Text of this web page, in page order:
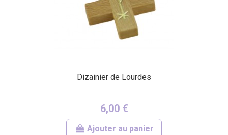
Dizainier de Lourdes
6,00 €
Ajouter au panier